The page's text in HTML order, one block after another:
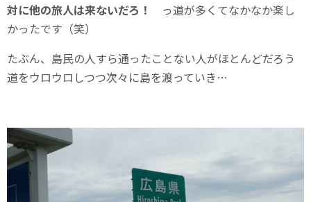
対に他の旅人は来ないだろ！
っ道が多くてなかなか楽し
かったです（笑）
たぶん、島民の人すら通ったことない人がほとんどだろう
道をウロウロしつつ次々に島を渡っていき…